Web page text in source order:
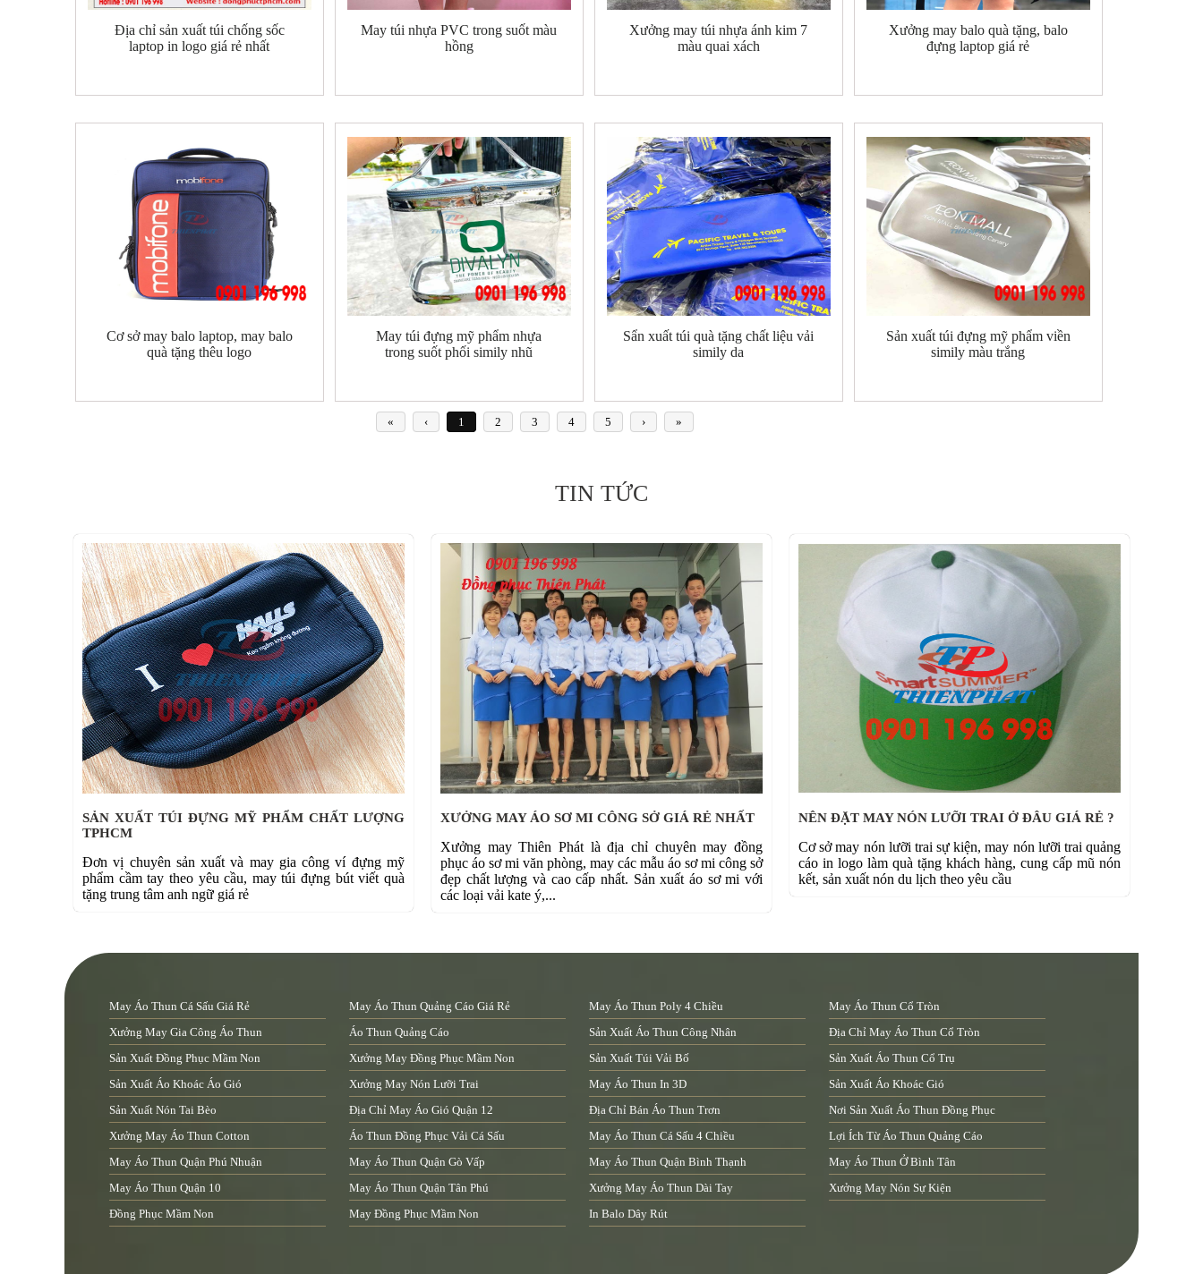
Địa chỉ sản xuất túi chống sốc
laptop in logo giá rẻ nhất
May túi nhựa PVC trong suốt màu
hồng
Xưởng may túi nhựa ánh kim 7
màu quai xách
Xưởng may balo quà tặng, balo
đựng laptop giá rẻ
Cơ sở may balo laptop, may balo
quà tặng thêu logo
May túi đựng mỹ phẩm nhựa
trong suốt phối simily nhũ
Sẩn xuất túi quà tặng chất liệu vải
simily da
Sản xuất túi đựng mỹ phẩm viền
simily màu trắng
« ‹ 1 2 3 4 5 › »
TIN TỨC
SẢN XUẤT TÚI ĐỰNG MỸ PHẨM CHẤT LƯỢNG
TPHCM
Đơn vị chuyên sản xuất và may gia công ví đựng mỹ
phẩm cầm tay theo yêu cầu, may túi đựng bút viết quà
tặng trung tâm anh ngữ giá rẻ
XƯỞNG MAY ÁO SƠ MI CÔNG SỞ GIÁ RẺ NHẤT
Xưởng may Thiên Phát là địa chỉ chuyên may đồng
phục áo sơ mi văn phòng, may các mẫu áo sơ mi công sở
đẹp chất lượng và cao cấp nhất. Sản xuất áo sơ mi với
các loại vải kate ý,...
NÊN ĐẶT MAY NÓN LƯỠI TRAI Ở ĐÂU GIÁ RẺ ?
Cơ sở may nón lưỡi trai sự kiện, may nón lưỡi trai quảng
cáo in logo làm quà tặng khách hàng, cung cấp mũ nón
kết, sản xuất nón du lịch theo yêu cầu
May Áo Thun Cá Sấu Giá Rẻ May Áo Thun Quảng Cáo Giá Rẻ May Áo Thun Poly 4 Chiều
May Áo Thun Cổ Tròn
Xưởng May Gia Công Áo Thun
Áo Thun Quảng Cáo Sản Xuất Áo Thun Công Nhân
Địa Chỉ May Áo Thun Cổ Tròn
Sản Xuất Đồng Phục Mầm Non
Xưởng May Đồng Phục Mầm Non Sản Xuất Túi Vải Bố
Sản Xuất Áo Thun Cổ Trụ
Sản Xuất Áo Khoác Áo Gió
Xưởng May Nón Lưỡi Trai May Áo Thun In 3D
Sản Xuất Áo Khoác Gió
Sản Xuất Nón Tai Bèo
Địa Chỉ May Áo Gió Quận 12 Địa Chỉ Bán Áo Thun Trơn
Nơi Sản Xuất Áo Thun Đồng Phục
Xưởng May Áo Thun Cotton
Áo Thun Đồng Phục Vải Cá Sấu May Áo Thun Cá Sấu 4 Chiều
Lợi Ích Từ Áo Thun Quảng Cáo
May Áo Thun Quận Phú Nhuận
May Áo Thun Quận Gò Vấp May Áo Thun Quận Bình Thạnh
May Áo Thun Ở Bình Tân
May Áo Thun Quận 10
May Áo Thun Quận Tân Phú Xưởng May Áo Thun Dài Tay
Xưởng May Nón Sự Kiện
Đồng Phục Mầm Non
May Đồng Phục Mầm Non In Balo Dây Rút